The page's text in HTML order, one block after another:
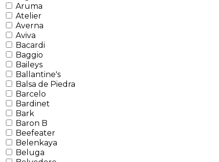
Aruma
Atelier
Averna
Aviva
Bacardi
Baggio
Baileys
Ballantine's
Balsa de Piedra
Barcelo
Bardinet
Bark
Baron B
Beefeater
Belenkaya
Beluga